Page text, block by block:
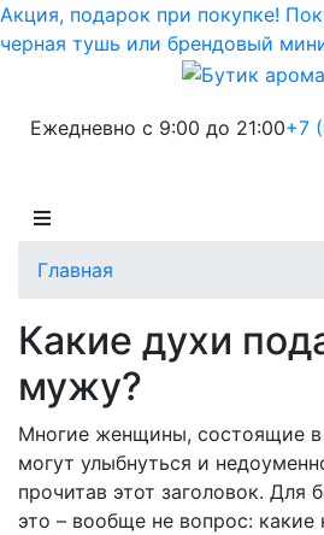
Акция, подарок при покупке!
черная тушь или брендовый
Ежедневно с 9:00 до 21:00+7
Главная
Какие духи
мужу?
Многие женщины, состоящие в
могут улыбнуться и
прочитав этот заголовок. Для
это – вообще не вопрос: какие